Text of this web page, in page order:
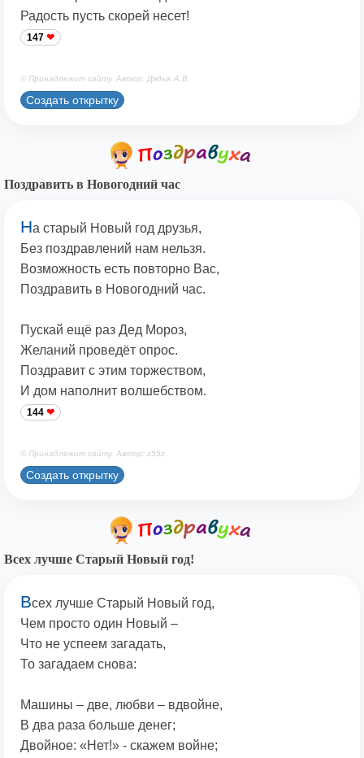
Радость пусть скорей несет!
147
© Принадлежит сайту. Автор: Дядык А.В.
Создать открытку
Поздравить в Новогодний час
На старый Новый год друзья,
Без поздравлений нам нельзя.
Возможность есть повторно Вас,
Поздравить в Новогодний час.
Пускай ещё раз Дед Мороз,
Желаний проведёт опрос.
Поздравит с этим торжеством,
И дом наполнит волшебством.
144
© Принадлежит сайту. Автор: z55z
Создать открытку
Всех лучше Старый Новый год!
Всех лучше Старый Новый год,
Чем просто один Новый –
Что не успеем загадать,
То загадаем снова:
Машины – две, любви – вдвойне,
В два раза больше денег;
Двойное: «Нет!» - скажем войне;